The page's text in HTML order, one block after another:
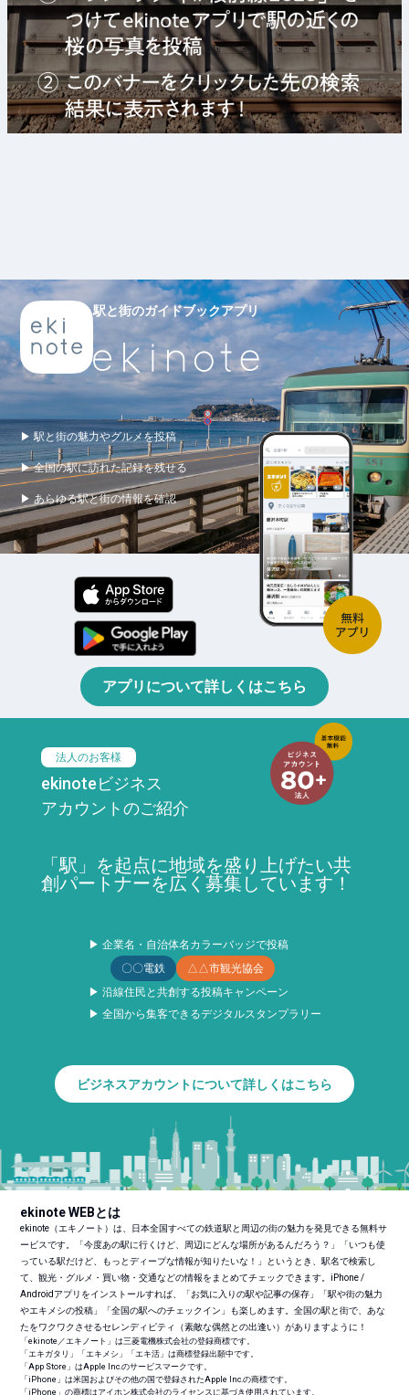
駅と街のガイドブックアプリ
▶ 駅と街の魅力やグルメを投稿
▶ 全国の駅に訪れた記録を残せる
▶ あらゆる駅と街の情報を確認
アプリについて詳しくはこちら
法人のお客様
ekinoteビジネス
アカウントのご紹介
「駅」を起点に地域を盛り上げたい共
創パートナーを広く募集しています！
▶ 企業名・自治体名カラーバッジで投稿
〇〇電鉄
△△市観光協会
▶ 沿線住民と共創する投稿キャンペーン
▶ 全国から集客できるデジタルスタンプラリー
ビジネスアカウントについて詳しくはこちら
ekinote WEBとは
ekinote（エキノート）は、日本全国すべての鉄道駅と周辺の街の魅力を発見できる無料サ
ービスです。「今度あの駅に行くけど、周辺にどんな場所があるんだろう？」「いつも使
っている駅だけど、もっとディープな情報が知りたいな！」というとき、駅名で検索し
て、観光・グルメ・買い物・交通などの情報をまとめてチェックできます。iPhone /
Androidアプリをインストールすれば、「お気に入りの駅や記事の保存」「駅や街の魅力
やエキメシの投稿」「全国の駅へのチェックイン」も楽しめます。全国の駅と街で、あな
たをワクワクさせるセレンディピティ（素敵な偶然との出逢い）がありますように！
「ekinote／エキノート」は三菱電機株式会社の登録商標です。
「エキガタリ」「エキメシ」「エキ活」は商標登録出願中です。
「App Store」はApple Inc.のサービスマークです。
「iPhone」は米国およびその他の国で登録されたApple Inc.の商標です。
「iPhone」の商標はアイホン株式会社のライセンスに基づき使用されています。